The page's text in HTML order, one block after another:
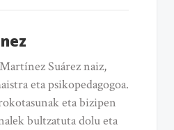
Suárez naiz,
eta psikopedagogoa.
eta bizipen
bultzatuta dolu eta